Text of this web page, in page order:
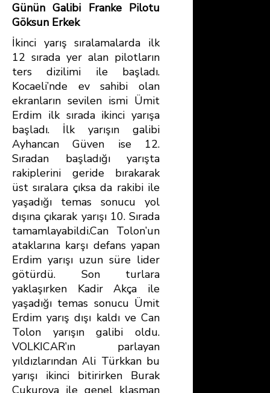
Günün Galibi Franke Pilotu
Göksun Erkek
İkinci yarış sıralamalarda ilk
12 sırada yer alan pilotların
ters dizilimi ile başladı.
Kocaeli’nde ev sahibi olan
ekranların sevilen ismi Ümit
Erdim ilk sırada ikinci yarışa
başladı. İlk yarışın galibi
Ayhancan Güven ise 12.
Sıradan başladığı yarışta
rakiplerini geride bırakarak
üst sıralara çıksa da rakibi ile
yaşadığı temas sonucu yol
dışına çıkarak yarışı 10. Sırada
tamamlayabildi.Can Tolon’un
ataklarına karşı defans yapan
Erdim yarışı uzun süre lider
götürdü. Son turlara
yaklaşırken Kadir Akça ile
yaşadığı temas sonucu Ümit
Erdim yarış dışı kaldı ve Can
Tolon yarışın galibi oldu.
VOLKICAR’ın parlayan
yıldızlarından Ali Türkkan bu
yarışı ikinci bitirirken Burak
Çukurova ile genel klasman